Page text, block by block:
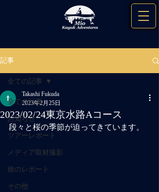
記事
全ての記事
お知らせ
ツアーレポート
メディア取材撮影
旅のレポート
その他
全ての記事
2023/02/24東京水路Aコース
Takashi Fukuda
2023年2月25日
段々と桜の季節が迫ってきています。